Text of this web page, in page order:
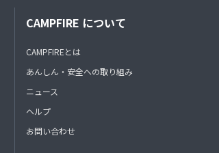
CAMPFIRE について
CAMPFIREとは
あんしん・安全への取り組み
ニュース
ヘルプ
お問い合わせ